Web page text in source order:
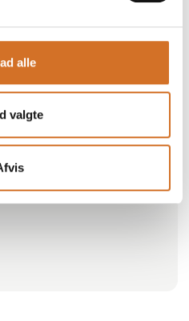
alle
valgte
gaveidé, inspireret af den
Med en simpel
forvandles til sunde